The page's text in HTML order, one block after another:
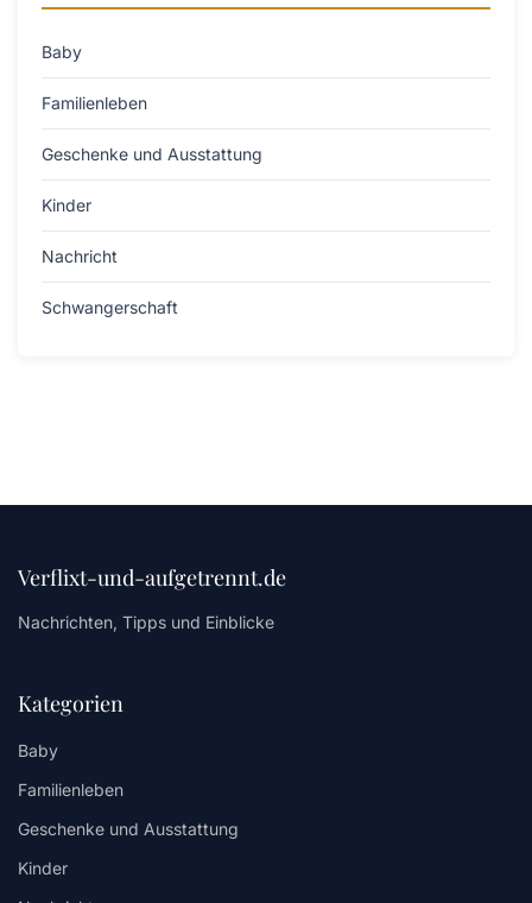
Baby
Familienleben
Geschenke und Ausstattung
Kinder
Nachricht
Schwangerschaft
Verflixt-und-aufgetrennt.de
Nachrichten, Tipps und Einblicke
Kategorien
Baby
Familienleben
Geschenke und Ausstattung
Kinder